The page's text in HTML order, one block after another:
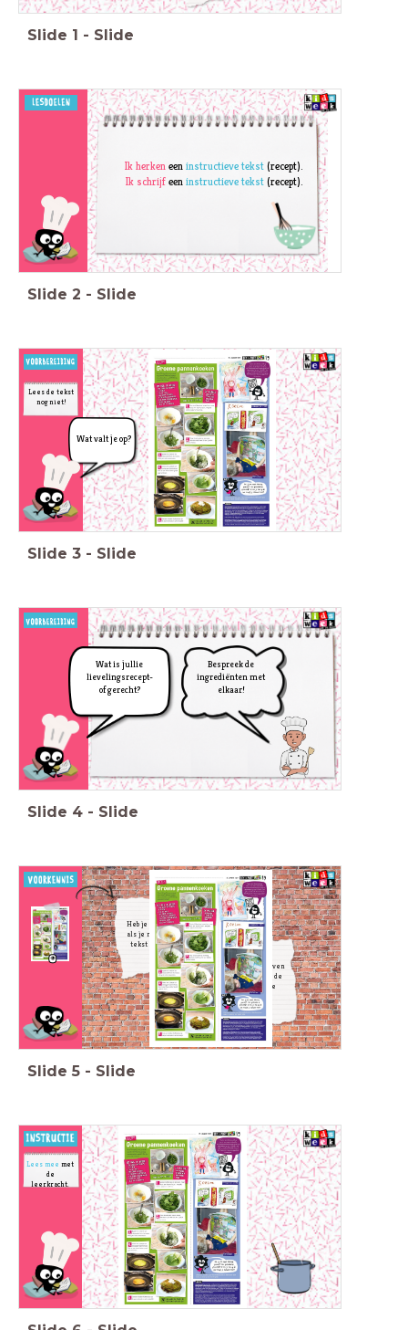
Slide 1 - Slide
Ik herken eeninstructieve tekst (recept).
Ik schrijfeen instructieve tekst(recept).
Slide 2 - Slide
Lees de tekst
nog niet!
Wat valt je op?
Slide 3 - Slide
Wat is jullie
lievelingsrecept-
of gerecht?
Bespreek de
ingrediënten met
elkaar!
Slide 4 - Slide
Schrijf ze boven
of onderaan de
tekst in de
kantlijn.
Heb je vragen
als je naar de
tekst kijkt?
Slide 5 - Slide
Lees mee met
de
leerkracht.